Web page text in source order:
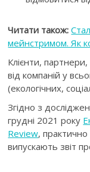
Читати також:
мейнстримом. Як
Клієнти,
від компаній у
(екологічних,
Згідно з
грудні 2021 року
Review, практично
випускають звіт